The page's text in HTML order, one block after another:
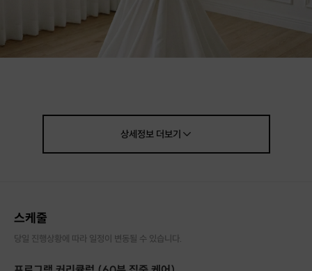
살은 뺐는데 왜 드레스만 입으면
어깨가 좁아보이고 승모근만 툭 튀어나올까요?"
승모근 라인, 굽은 등,
상세정보더보기
스케줄
당일 진행상황에 따라 일정이 변동될 수 있습니다.